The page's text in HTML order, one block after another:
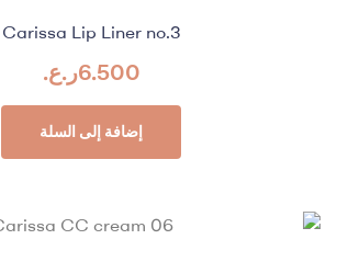
Carissa Lip Liner no.3
6.500ر.ع.
إضافة إلى السلة